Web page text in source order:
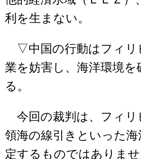
利を生まない。
▽中国の行動はフィリ
業を妨害し、海洋環境を
る。
今回の裁判は、フィリ
領海の線引きといった
定するものではありま